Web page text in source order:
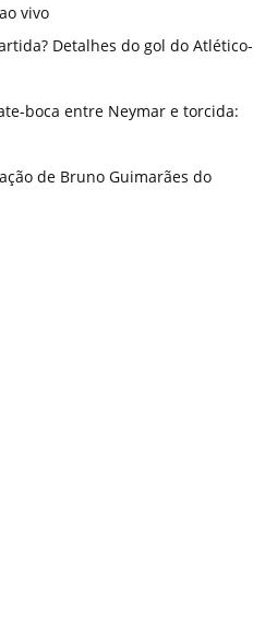
vivo
Detalhes do gol do Atlético-
boca entre Neymar e torcida:
de Bruno Guimarães do